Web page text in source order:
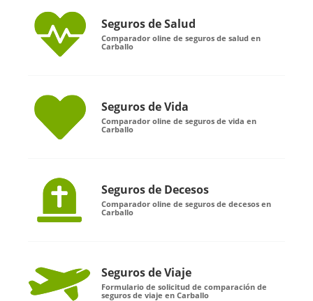
Seguros de Salud
Comparador oline de seguros de salud en
Carballo
Seguros de Vida
Comparador oline de seguros de vida en
Carballo
Seguros de Decesos
Comparador oline de seguros de decesos en
Carballo
Seguros de Viaje
Formulario de solicitud de comparación de
seguros de viaje en Carballo